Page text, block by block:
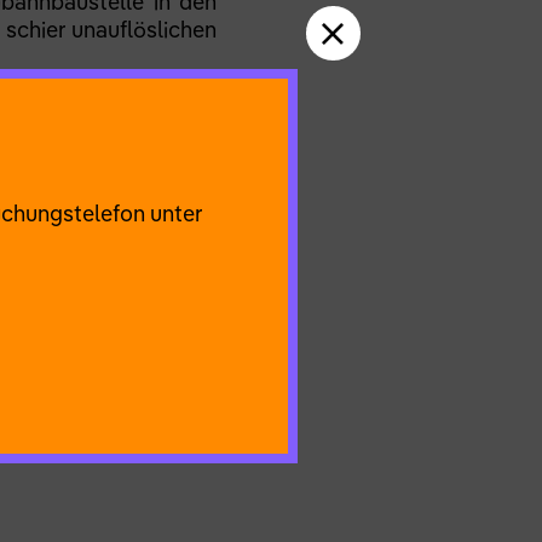
unauflöslichen
sagt Handke, es
Im Moment der
eine versöhnliche
unter